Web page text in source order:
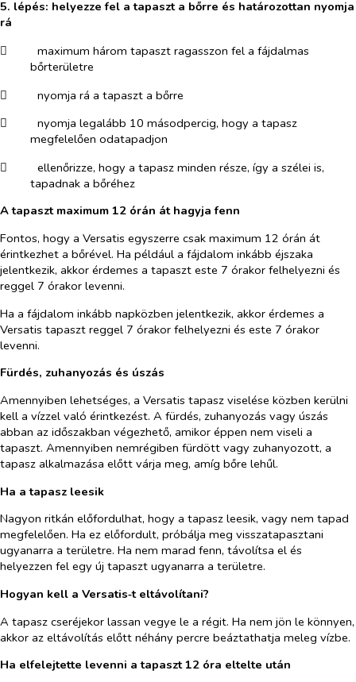
5. lépés: helyezze fel a tapaszt a bőrre és határozottan nyomja
rá
​
maximum három tapaszt ragasszon fel a fájdalmas
bőrterületre
​
nyomja rá a tapaszt a bőrre
​
nyomja legalább 10 másodpercig, hogy a tapasz
megfelelően odatapadjon
​
ellenőrizze, hogy a tapasz minden része, így a szélei is,
tapadnak a bőréhez
A tapaszt maximum 12 órán át hagyja fenn
Fontos, hogy a Versatis egyszerre csak maximum 12 órán át
érintkezhet a bőrével. Ha például a fájdalom inkább éjszaka
jelentkezik, akkor érdemes a tapaszt este 7 órakor felhelyezni és
reggel 7 órakor levenni.
Ha a fájdalom inkább napközben jelentkezik, akkor érdemes a
Versatis tapaszt reggel 7 órakor felhelyezni és este 7 órakor
levenni.
Fürdés, zuhanyozás és úszás
Amennyiben lehetséges, a Versatis tapasz viselése közben kerülni
kell a vízzel való érintkezést. A fürdés, zuhanyozás vagy úszás
abban az időszakban végezhető, amikor éppen nem viseli a
tapaszt. Amennyiben nemrégiben fürdött vagy zuhanyozott, a
tapasz alkalmazása előtt várja meg, amíg bőre lehűl.
Ha a tapasz leesik
Nagyon ritkán előfordulhat, hogy a tapasz leesik, vagy nem tapad
megfelelően. Ha ez előfordult, próbálja meg visszatapasztani
ugyanarra a területre. Ha nem marad fenn, távolítsa el és
helyezzen fel egy új tapaszt ugyanarra a területre.
Hogyan kell a Versatis‑t eltávolítani?
A tapasz cseréjekor lassan vegye le a régit. Ha nem jön le könnyen,
akkor az eltávolítás előtt néhány percre beáztathatja meleg vízbe.
Ha elfelejtette levenni a tapaszt 12 óra eltelte után